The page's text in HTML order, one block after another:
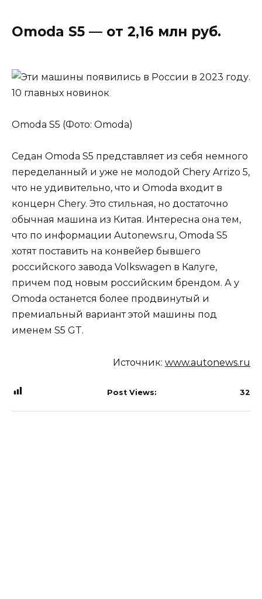
Omoda S5 — от 2,16 млн руб.
Omoda S5 (Фото: Omoda)
Седан Omoda S5 представляет из себя немного
переделанный и уже не молодой Chery Arrizo 5,
что не удивительно, что и Omoda входит в
концерн Chery. Это стильная, но достаточно
обычная машина из Китая. Интересна она тем,
что по информации Autonews.ru, Omoda S5
хотят поставить на конвейер бывшего
российского завода Volkswagen в Калуге,
причем под новым российским брендом. А у
Omoda останется более продвинутый и
премиальный вариант этой машины под
именем S5 GT.
Источник: www.autonews.ru
Post Views: 32